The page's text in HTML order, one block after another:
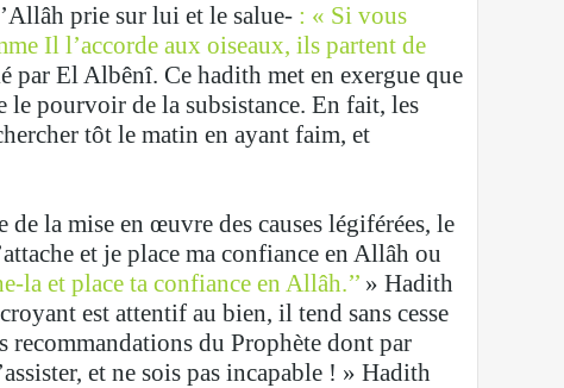
prie sur lui et le salue- : « Si vous
Il l’accorde aux oiseaux, ils partent de
El Albênî. Ce hadith met en exergue que
le pourvoir de la subsistance. En fait, les
tôt le matin en ayant faim, et
la mise en œuvre des causes légiférées, le
et je place ma confiance en Allâh ou
la et place ta confiance en Allâh.’’ » Hadith
est attentif au bien, il tend sans cesse
du Prophète dont par
et ne sois pas incapable ! » Hadith